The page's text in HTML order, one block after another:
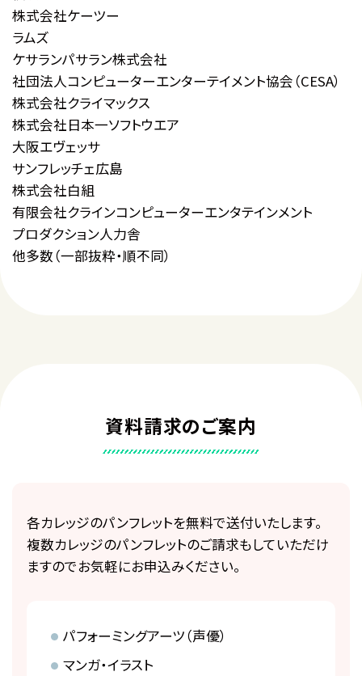
株式会社ケーツー
ラムズ
ケサランパサラン株式会社
社団法人コンピューターエンターテイメント協会（CESA）
株式会社クライマックス
株式会社日本一ソフトウエア
大阪エヴェッサ
サンフレッチェ広島
株式会社白組
有限会社クラインコンピューターエンタテインメント
プロダクション人力舎
他多数（一部抜粋・順不同）
資料請求のご案内
各カレッジのパンフレットを無料で送付いたします。
複数カレッジのパンフレットのご請求もしていただけ
ますのでお気軽にお申込みください。
パフォーミングアーツ（声優）
マンガ・イラスト